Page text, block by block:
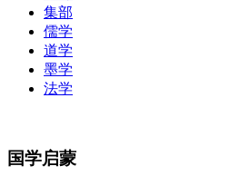
集部
儒学
道学
墨学
法学
国学启蒙